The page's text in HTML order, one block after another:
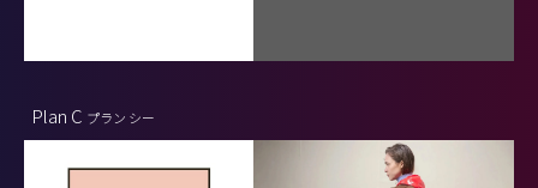
Plan C プラン シー